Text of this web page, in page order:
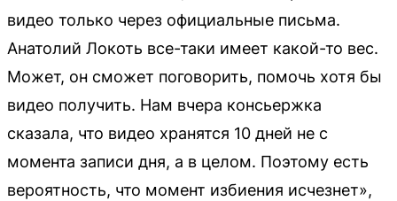
видео только через официальные письма.
Анатолий Локоть все-таки имеет какой-то вес.
Может, он сможет поговорить, помочь хотя бы
видео получить. Нам вчера консьержка
сказала, что видео хранятся 10 дней не с
момента записи дня, а в целом. Поэтому есть
вероятность, что момент избиения исчезнет»,